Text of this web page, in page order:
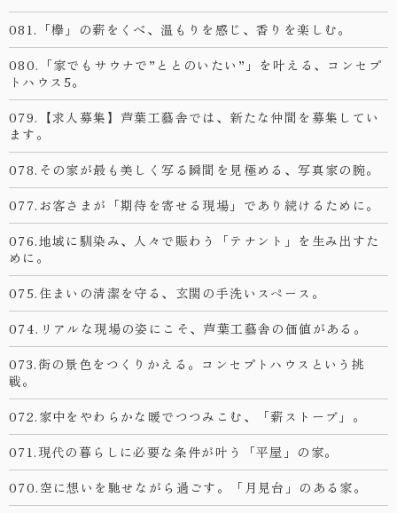
081.「欅」の薪をくべ、温もりを感じ、香りを楽しむ。
080.「家でもサウナで”ととのいたい”」を叶える、コンセプ
トハウス5。
079.【求人募集】芦葉工藝舎では、新たな仲間を募集してい
ます。
078.その家が最も美しく写る瞬間を見極める、写真家の腕。
077.お客さまが「期待を寄せる現場」であり続けるために。
076.地域に馴染み、人々で賑わう「テナント」を生み出すた
めに。
075.住まいの清潔を守る、玄関の手洗いスペース。
074.リアルな現場の姿にこそ、芦葉工藝舎の価値がある。
073.街の景色をつくりかえる。コンセプトハウスという挑
戦。
072.家中をやわらかな暖でつつみこむ、「薪ストーブ」。
071.現代の暮らしに必要な条件が叶う「平屋」の家。
070.空に想いを馳せながら過ごす。「月見台」のある家。